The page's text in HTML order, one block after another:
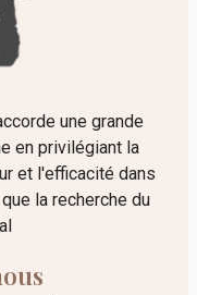
une grande
en privilégiant la
et l'efficacité dans
la recherche du